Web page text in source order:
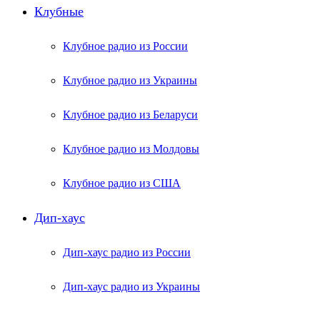
Клубные
Клубное радио из России
Клубное радио из Украины
Клубное радио из Беларуси
Клубное радио из Молдовы
Клубное радио из США
Дип-хаус
Дип-хаус радио из России
Дип-хаус радио из Украины